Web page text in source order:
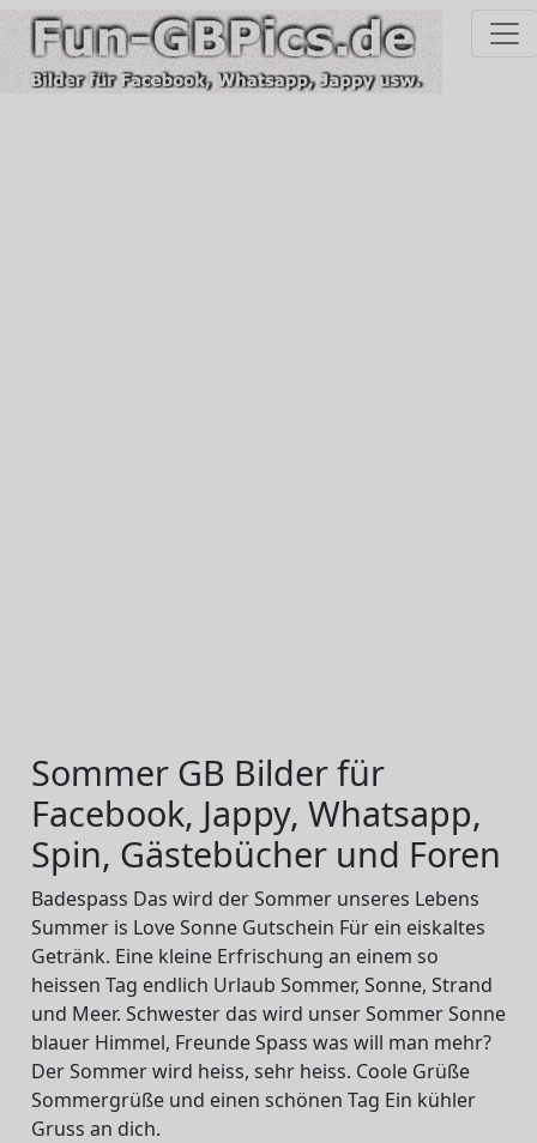
Sommer GB Bilder für
Facebook, Jappy, Whatsapp,
Spin, Gästebücher und Foren
Badespass Das wird der Sommer unseres Lebens
Summer is Love Sonne Gutschein Für ein eiskaltes
Getränk. Eine kleine Erfrischung an einem so
heissen Tag endlich Urlaub Sommer, Sonne, Strand
und Meer. Schwester das wird unser Sommer Sonne
blauer Himmel, Freunde Spass was will man mehr?
Der Sommer wird heiss, sehr heiss. Coole Grüße
Sommergrüße und einen schönen Tag Ein kühler
Gruss an dich.